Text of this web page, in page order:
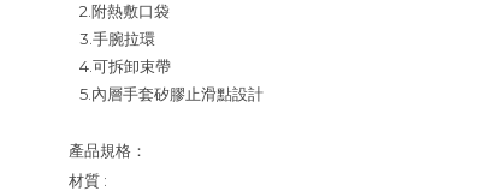
2.附熱敷口袋
3.手腕拉環
4.可拆卸束帶
5.內層手套矽膠止滑點設計
產品規格：
材質 :